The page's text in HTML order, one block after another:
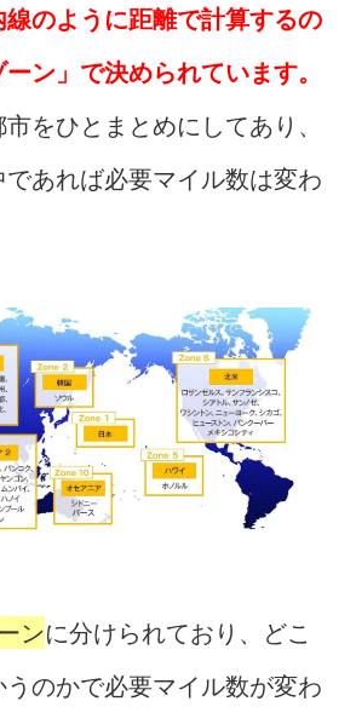
線のように距離で計算するの
ン」で決められています。
をひとまとめにしてあり、
あれば必要マイル数は変わ
ンに分けられており、どこ
のかで必要マイル数が変わ